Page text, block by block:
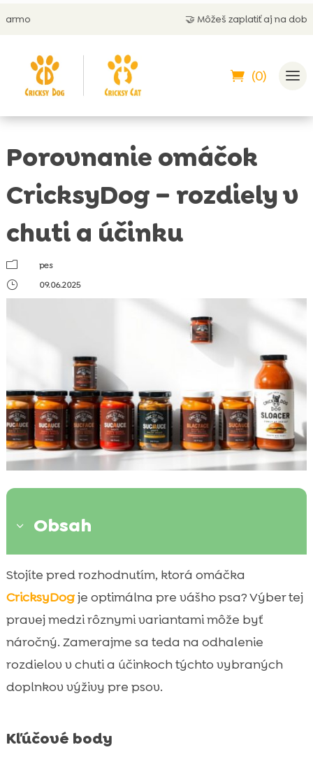
🤝 Môžeš zaplatiť aj na dobierku
(0)
Porovnanie omáčok
CricksyDog – rozdiely v
chuti a účinku
m
pes
}
09.06.2025
3 Obsah
 Úvod do sveta omáčok CricksyDog pre
psov
Prečo vybrať omáčky CricksyDog
Rozdiely medzi omáčkami CricksyDog pre
psov
Chuťové varianty omáčok CricksyDog
Účinky omáčok CricksyDog na zdravie psa

Omáčky CricksyDog v kombinácii s
Stojíte pred rozhodnutím, ktorá omáčka
CricksyDogje optimálna pre vášho psa? Výber tej
pravej medzi rôznymi variantami môže byť
náročný. Zamerajme sa teda na odhalenie
rozdielov v chuti a účinkoch týchto vybraných
doplnkov výživy pre psov.
Kľúčové body